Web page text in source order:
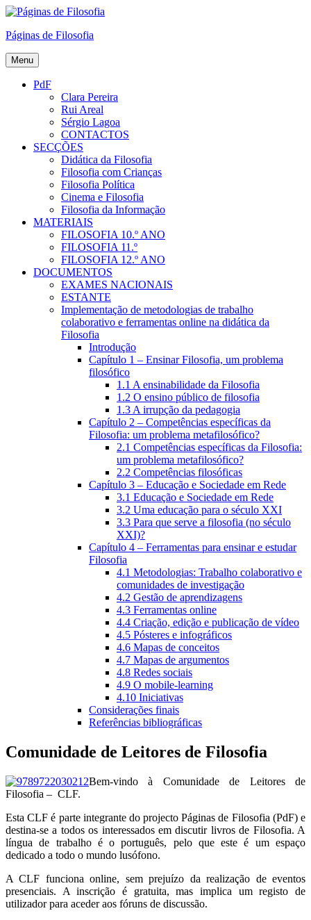
Skip
content
Páginas de Filosofia
Menu
PdF
Clara Pereira
Rui Areal
Sérgio Lagoa
CONTACTOS
SECÇÕES
Didática da Filosofia
Filosofia com Crianças
Filosofia Política
Cinema e Filosofia
Filosofia da Informação
MATERIAIS
FILOSOFIA 10.º ANO
FILOSOFIA 11.º
FILOSOFIA 12.º ANO
DOCUMENTOS
EXAMES NACIONAIS
ESTANTE
Implementação de metodologias de trabalho
colaborativo e ferramentas online na didática da
Filosofia
Introdução
Capítulo 1 – Ensinar Filosofia, um problema
filosófico
1.1 A ensinabilidade da Filosofia
1.2 O ensino público de filosofia
1.3 A irrupção da pedagogia
Capítulo 2 – Competências específicas da
Filosofia: um problema metafilosófico?
2.1 Competências específicas da Filosofia:
um problema metafilosófico?
2.2 Competências filosóficas
Capítulo 3 – Educação e Sociedade em Rede
3.1 Educação e Sociedade em Rede
3.2 Uma educação para o século XXI
3.3 Para que serve a filosofia (no século
XXI)?
Capítulo 4 – Ferramentas para ensinar e estudar
Filosofia
4.1 Metodologias: Trabalho colaborativo e
comunidades de investigação
4.2 Gestão de aprendizagens
4.3 Ferramentas online
4.4 Criação, edição e publicação de vídeo
4.5 Pósteres e infográficos
4.6 Mapas de conceitos
4.7 Mapas de argumentos
4.8 Redes sociais
4.9 O mobile-learning
4.10 Iniciativas
Considerações finais
Referências bibliográficas
Comunidade de Leitores de Filosofia
Bem-vindo à Comunidade de Leitores de
Filosofia – CLF.
Esta CLF é parte integrante do projecto Páginas de Filosofia (PdF) e
destina-se a todos os interessados em discutir livros de Filosofia. A
língua de trabalho é o português, pelo que este é um espaço
dedicado a todo o mundo lusófono.
A CLF funciona online, sem prejuízo da realização de eventos
presenciais. A inscrição é gratuita, mas implica um registo de
utilizador para aceder aos fóruns de discussão.